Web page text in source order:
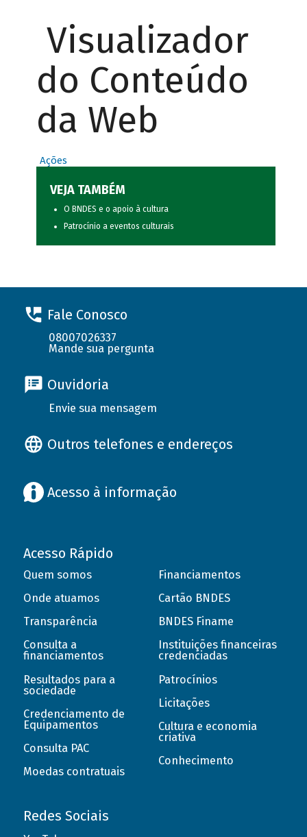
Visualizador
do Conteúdo
da Web
Ações
VEJA TAMBÉM
O BNDES e o apoio à cultura
Patrocínio a eventos culturais
Fale Conosco
08007026337
Mande sua pergunta
Ouvidoria
Envie sua mensagem
Outros telefones e endereços
Acesso à informação
Acesso Rápido
Quem somos
Onde atuamos
Transparência
Consulta a
financiamentos
Resultados para a
sociedade
Credenciamento de
Equipamentos
Consulta PAC
Moedas contratuais
Financiamentos
Cartão BNDES
BNDES Finame
Instituições financeiras
credenciadas
Patrocínios
Licitações
Cultura e economia
criativa
Conhecimento
Redes Sociais